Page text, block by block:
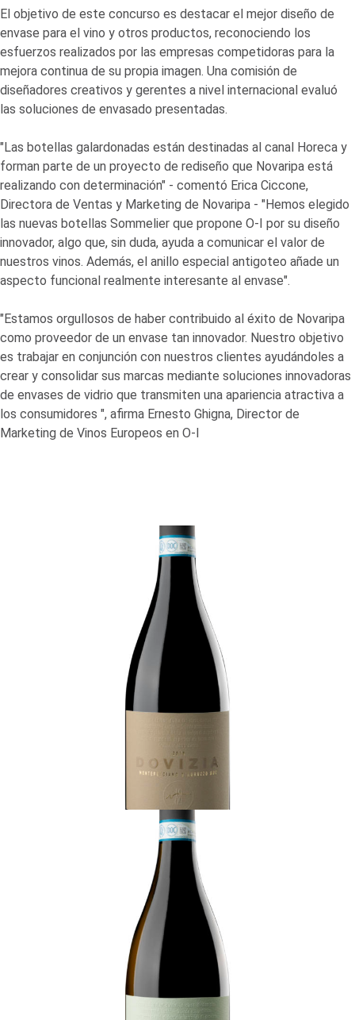
El objetivo de este concurso es destacar el mejor diseño de
envase para el vino y otros productos, reconociendo los
esfuerzos realizados por las empresas competidoras para la
mejora continua de su propia imagen. Una comisión de
diseñadores creativos y gerentes a nivel internacional evaluó
las soluciones de envasado presentadas.
"Las botellas galardonadas están destinadas al canal Horeca y
forman parte de un proyecto de rediseño que Novaripa está
realizando con determinación" - comentó Erica Ciccone,
Directora de Ventas y Marketing de Novaripa - "Hemos elegido
las nuevas botellas Sommelier que propone O-I por su diseño
innovador, algo que, sin duda, ayuda a comunicar el valor de
nuestros vinos. Además, el anillo especial antigoteo añade un
aspecto funcional realmente interesante al envase".
"Estamos orgullosos de haber contribuido al éxito de Novaripa
como proveedor de un envase tan innovador. Nuestro objetivo
es trabajar en conjunción con nuestros clientes ayudándoles a
crear y consolidar sus marcas mediante soluciones innovadoras
de envases de vidrio que transmiten una apariencia atractiva a
los consumidores ", afirma Ernesto Ghigna, Director de
Marketing de Vinos Europeos en O-I